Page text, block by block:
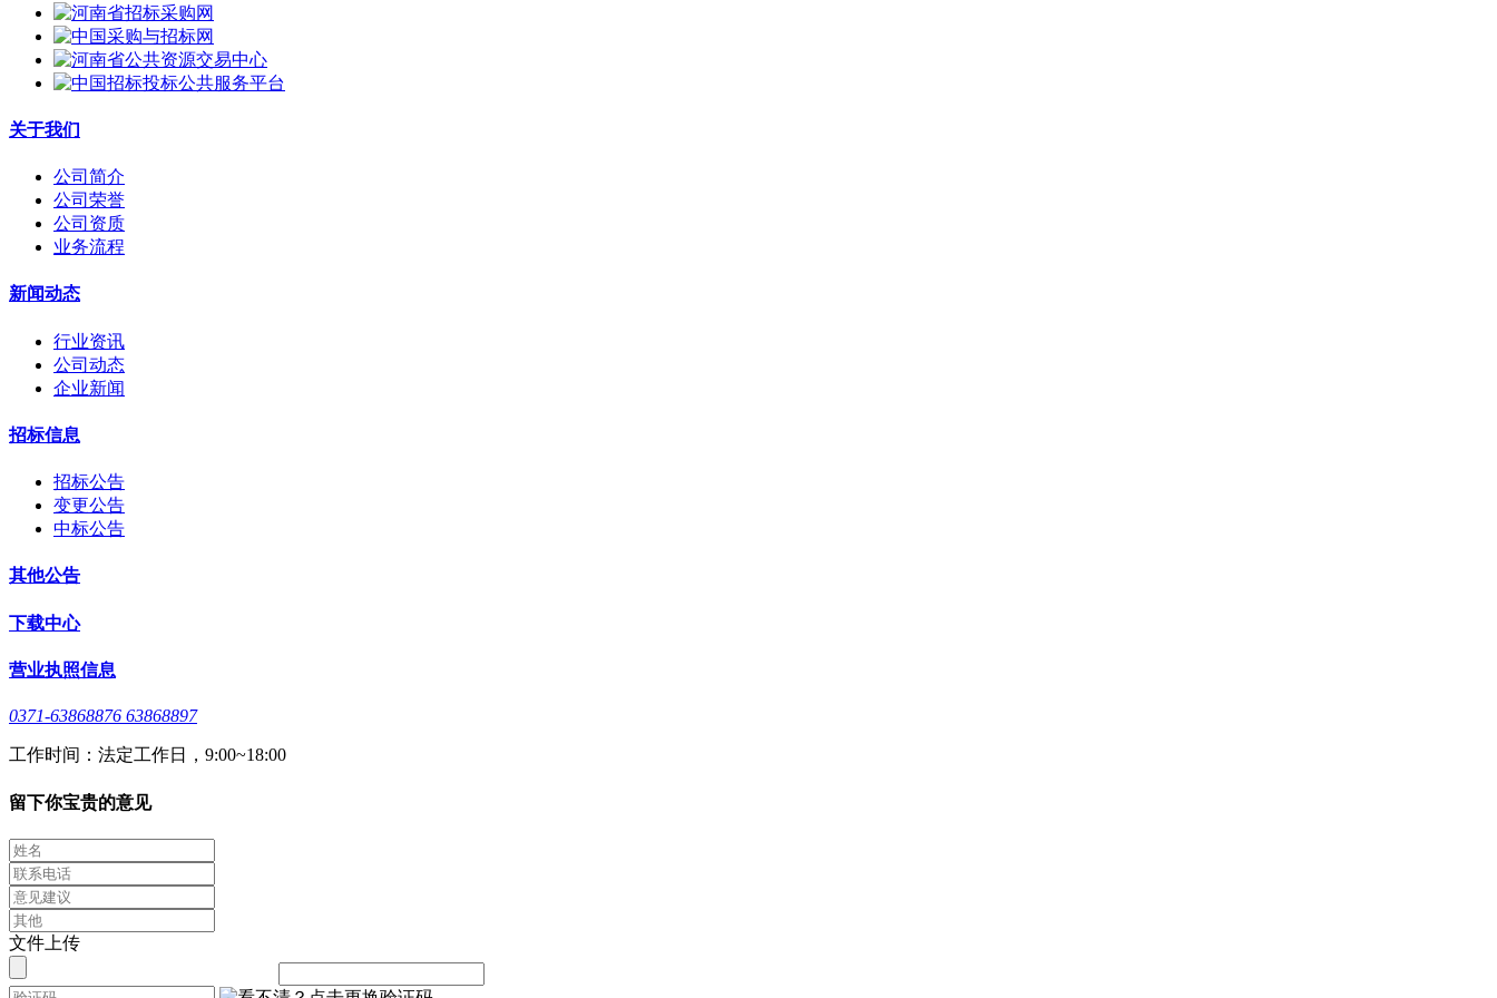
关于我们
公司简介
公司荣誉
公司资质
业务流程
新闻动态
行业资讯
公司动态
企业新闻
招标信息
招标公告
变更公告
中标公告
其他公告
下载中心
营业执照信息
0371-63868876 63868897
工作时间：法定工作日，9:00~18:00
留下你宝贵的意见
文件上传